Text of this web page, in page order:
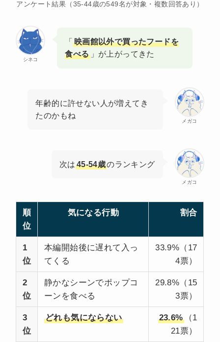
アンケート結果（35-44歳の549名が対象・複数回答あり）
シネコ
「 映画館以外で買ったフードを
食べる」が上がってきた
メガコ
年齢的に許せない人が増えてき
たのかもね
メガコ
次は 45-54歳のランキング
順
位
気になる行動 割合
1
位
本編開始後に遅れて入っ
てくる
33.9%（17
4票）
2
位
静かなシーンでポップコ
ーンを食べる
29.8%（15
3票）
3
位
どれも気にならない 23.6%（1
21票）